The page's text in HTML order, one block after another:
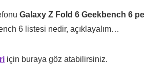
Galaxy Z Fold 6 Geekbench 6
6 listesi nedir, açıklayalım…
için buraya göz atabilirsiniz.